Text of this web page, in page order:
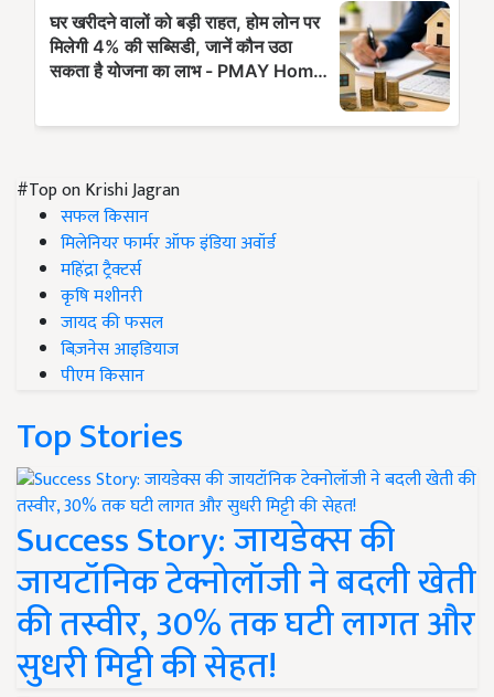
#Top on Krishi Jagran
सफल किसान
मिलेनियर फार्मर ऑफ इंडिया अवॉर्ड
महिंद्रा ट्रैक्टर्स
कृषि मशीनरी
जायद की फसल
बिज़नेस आइडियाज
पीएम किसान
Top Stories
Success Story: जायडेक्स की
जायटॉनिक टेक्नोलॉजी ने बदली खेती
की तस्वीर, 30% तक घटी लागत और
सुधरी मिट्टी की सेहत!